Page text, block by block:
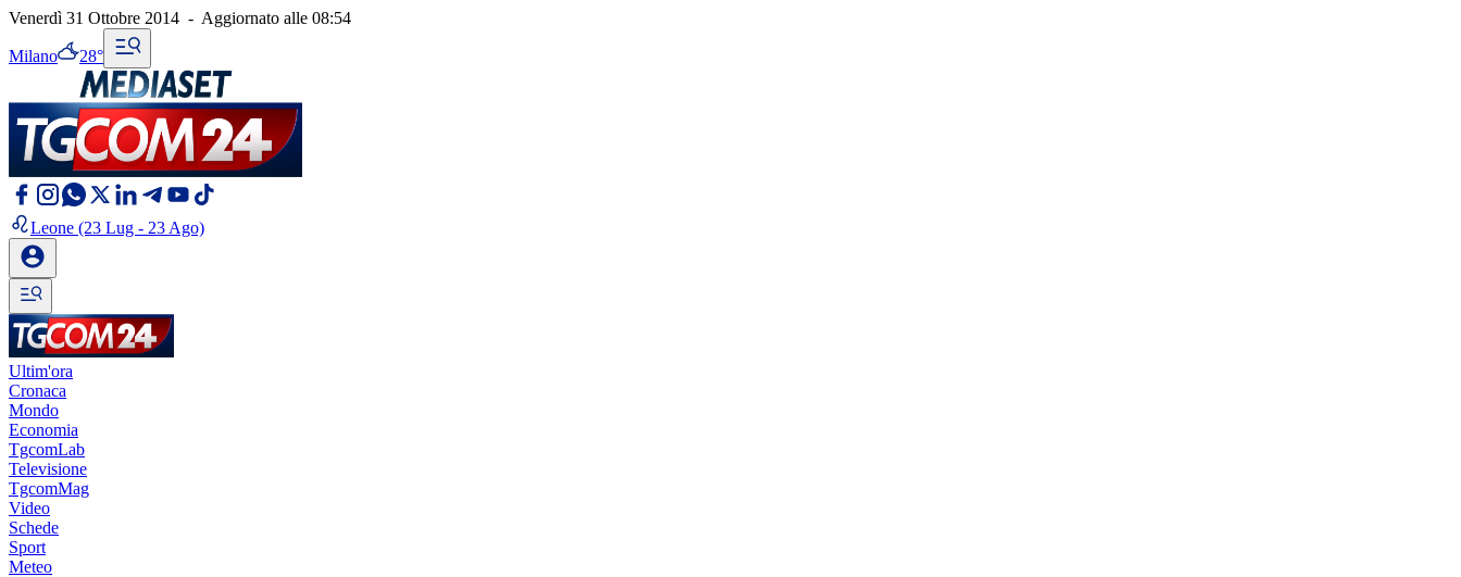
Venerdì 31 Ottobre 2014 - Aggiornato alle 08:54
Milano 28°
Leone (23 Lug - 23 Ago)
Ultim'ora
Cronaca
Mondo
Economia
TgcomLab
Televisione
TgcomMag
Video
Schede
Sport
Meteo